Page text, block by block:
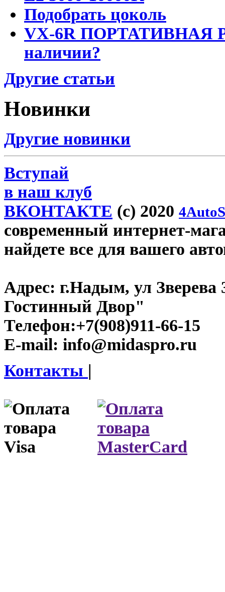
Подобрать цоколь
VX-6R ПОРТАТИВНАЯ
наличии?
Другие статьи
Новинки
Другие новинки
Вступай
в наш клуб
ВКОНТАКТЕ (c) 2020
современный интернет-
найдете все для вашего
Адрес: г.Надым, ул
Гостинный Двор"
Телефон:+7(908)911-66-15
E-mail: info@midaspro.ru
Контакты |